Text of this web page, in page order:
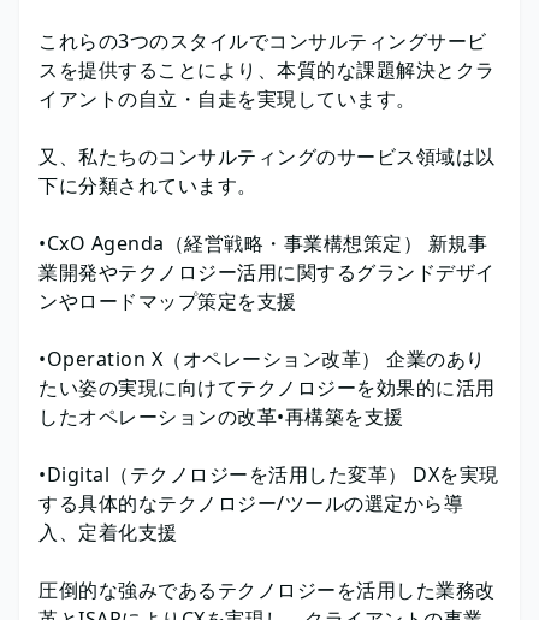
これらの3つのスタイルでコンサルティングサービ
スを提供することにより、本質的な課題解決とクラ
イアントの自立・自走を実現しています。
又、私たちのコンサルティングのサービス領域は以
下に分類されています。
•CxO Agenda（経営戦略・事業構想策定） 新規事
業開発やテクノロジー活用に関するグランドデザイ
ンやロードマップ策定を支援
•Operation X（オペレーション改革） 企業のあり
たい姿の実現に向けてテクノロジーを効果的に活用
したオペレーションの改革•再構築を支援
•Digital（テクノロジーを活用した変革） DXを実現
する具体的なテクノロジー/ツールの選定から導
入、定着化支援
圧倒的な強みであるテクノロジーを活用した業務改